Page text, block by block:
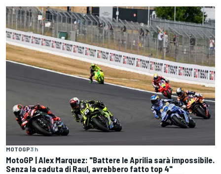
MOTOGP3 h
MotoGP | Alex Marquez: "Battere le Aprilia sarà impossibile.
Senza la caduta di Raul, avrebbero fatto top 4"